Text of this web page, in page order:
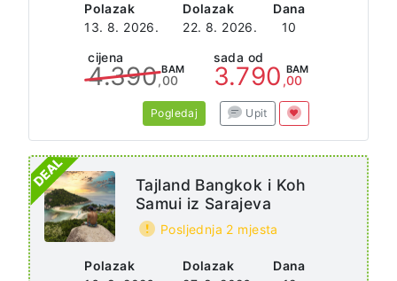
Polazak
13. 8. 2026.
Dolazak
22. 8. 2026.
Dana
10
cijena
4.390 BAM
,00
sada od
3.790 BAM
,00
Pogledaj Upit
Polazak
Dolazak
Dana
Tajland Bangkok i Koh
Samui iz Sarajeva
Posljednja 2 mjesta